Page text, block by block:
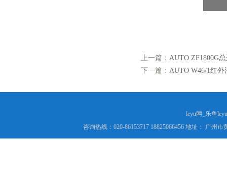
上一篇： AUTO ZF1800G
下一篇： AUTO W46/1红
leyu网_乐鱼
咨询热线：020-86153717 18825066456 地址： 广州